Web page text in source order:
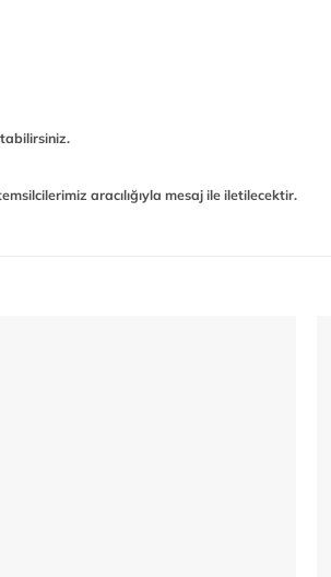
aracılığıyla mesaj ile iletilecektir.